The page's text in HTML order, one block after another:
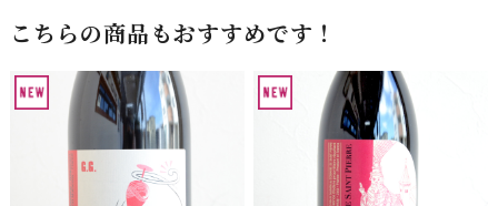
こちらの商品もおすすめです！